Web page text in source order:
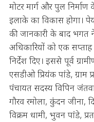
मोटर मार्ग और पुल
इलाके का विकास होगा।
की जानकारी के बाद भगत
अधिकारियों को एक
निर्देश दिए। इससे पूर्व
एसडीओ प्रियंक पांडे, ग्राम
पंचायत सदस्य विपिन
गौरव रमोला, कुंदन
विक्रम धामी, भुवन पांडे,